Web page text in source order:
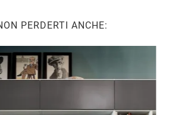
PERDERTI ANCHE: